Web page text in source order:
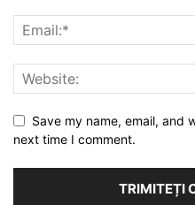
Save my name, email, and
next time I comment.